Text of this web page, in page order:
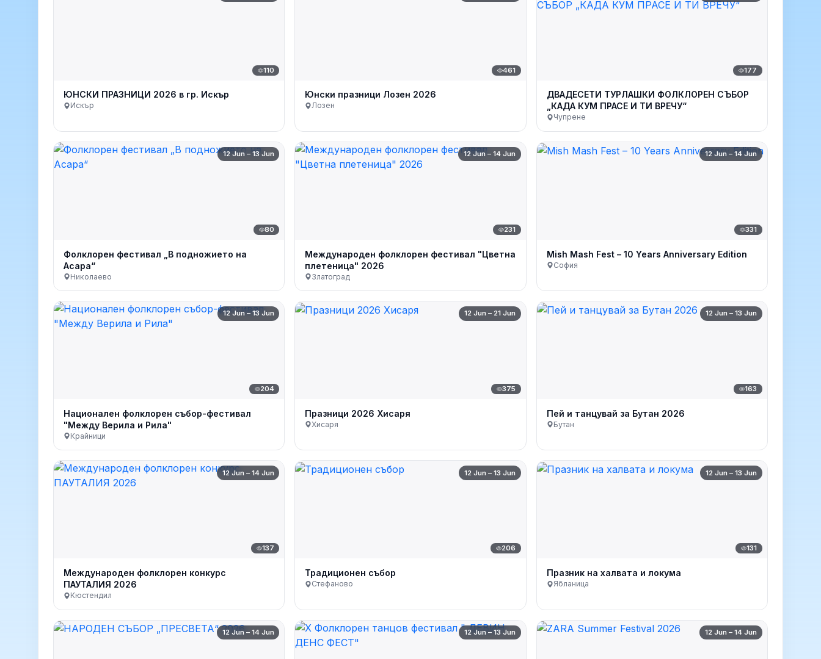
110
ЮНСКИ ПРАЗНИЦИ 2026 в гр. Искър
Искър
461
Юнски празници Лозен 2026
Лозен
177
ДВАДЕСЕТИ ТУРЛАШКИ ФОЛКЛОРЕН СЪБОР
„КАДА КУМ ПРАСЕ И ТИ ВРЕЧУ“
Чупрене
12 Jun – 13 Jun
80
Фолклорен фестивал „В подножието на
Асара“
Николаево
12 Jun – 14 Jun
231
Международен фолклорен фестивал "Цветна
плетеница" 2026
Златоград
12 Jun – 14 Jun
331
Mish Mash Fest – 10 Years Anniversary Edition
София
12 Jun – 13 Jun
204
Национален фолклорен събор-фестивал
"Между Верила и Рила"
Крайници
12 Jun – 21 Jun
375
Празници 2026 Хисаря
Хисаря
12 Jun – 13 Jun
163
Пей и танцувай за Бутан 2026
Бутан
12 Jun – 14 Jun
137
Международен фолклорен конкурс
ПАУТАЛИЯ 2026
Кюстендил
12 Jun – 13 Jun
206
Традиционен събор
Стефаново
12 Jun – 13 Jun
131
Празник на халвата и локума
Ябланица
12 Jun – 14 Jun 12 Jun – 13 Jun 12 Jun – 14 Jun